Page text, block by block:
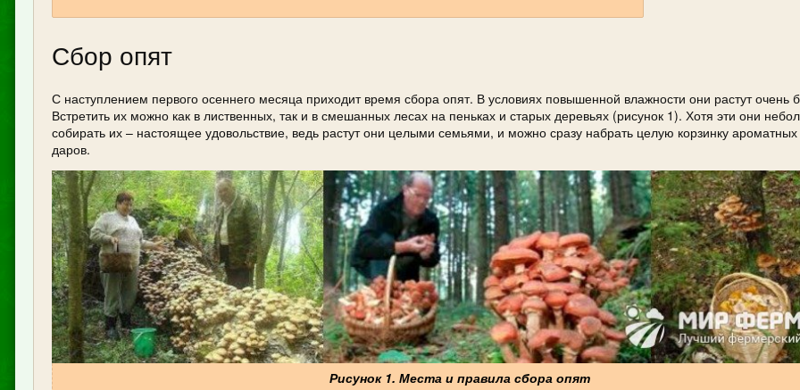
Сбор опят
С наступлением первого осеннего месяца приходит время сбора опят. В условиях повышенной влажности они растут очень
Встретить их можно как в лиственных, так и в смешанных лесах на пеньках и старых деревьях (рисунок 1). Хотя эти они
собирать их – настоящее удовольствие, ведь растут они целыми семьями, и можно сразу набрать целую корзинку
даров.
Рисунок 1. Места и правила сбора опят